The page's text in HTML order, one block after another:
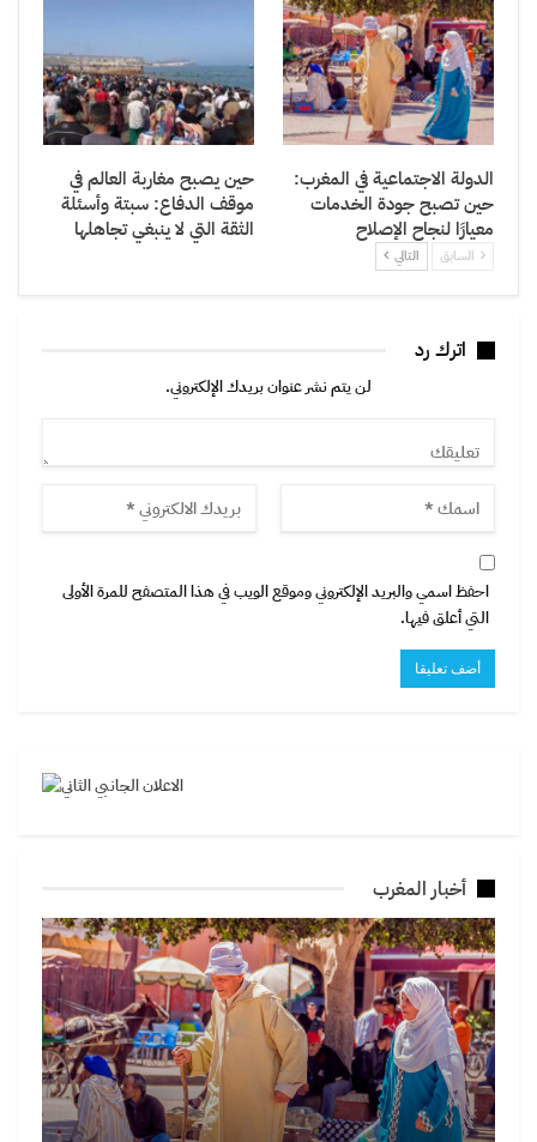
الدولة الاجتماعية في المغرب:
حين تصبح جودة الخدمات
معيارًا لنجاح الإصلاح
حين يصبح مغاربة العالم في
موقف الدفاع: سبتة وأسئلة
الثقة التي لا ينبغي تجاهلها
السابق التالي
اترك رد
لن يتم نشر عنوان بريدك الإلكتروني.
احفظ اسمي والبريد الإلكتروني وموقع الويب في هذا المتصفح للمرة الأولى
التي أعلق فيها.
أخبار المغرب